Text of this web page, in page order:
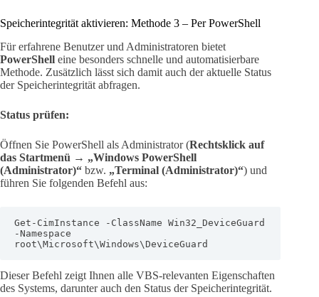
Speicherintegrität aktivieren: Methode 3 – Per PowerShell
Für erfahrene Benutzer und Administratoren bietet
PowerShell eine besonders schnelle und automatisierbare
Methode. Zusätzlich lässt sich damit auch der aktuelle Status
der Speicherintegrität abfragen.
Status prüfen:
Öffnen Sie PowerShell als Administrator (Rechtsklick auf
das Startmenü → „Windows PowerShell
(Administrator)“ bzw. „Terminal (Administrator)“) und
führen Sie folgenden Befehl aus:
Get-CimInstance -ClassName Win32_DeviceGuard
-Namespace
root\Microsoft\Windows\DeviceGuard
Dieser Befehl zeigt Ihnen alle VBS-relevanten Eigenschaften
des Systems, darunter auch den Status der Speicherintegrität.